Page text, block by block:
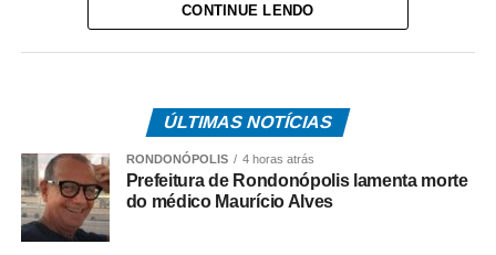
análise de documentos que, na avaliação dele, apontam
*Como surgiu o caso*
O acordo investigado envolve uma disputa tributária entre
o Governo de Mato Grosso e a Oi S.A., encerrada por
meio de um acordo administrativo que movimentou cerca
de R$ 308 milhões.
CONTINUE LENDO
ÚLTIMAS NOTÍCIAS
RONDONÓPOLIS 4 horas atrás
Prefeitura de Rondonópolis lamenta morte
do médico Maurício Alves